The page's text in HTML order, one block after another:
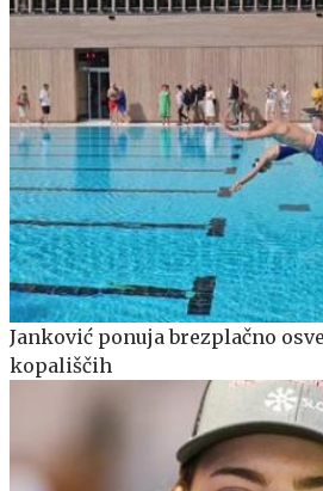
Janković ponuja brezplačno
kopališčih